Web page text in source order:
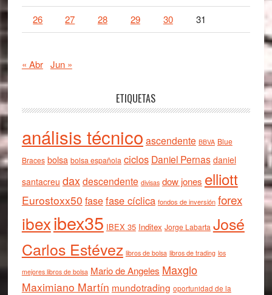
26 27 28 29 30 31
« Abr Jun »
ETIQUETAS
análisis técnico ascendente BBVA Blue
Braces bolsa bolsa española ciclos Daniel Pernas daniel
santacreu daxdescendente divisas dow jones elliott
Eurostoxx50 fasefase cíclica fondos de inversión forex
ibexibex35 IBEX 35 Inditex Jorge Labarta José
Carlos Estévez libros de bolsa libros de trading los
mejores libros de bolsa Mario de Angeles Maxglo
Maximiano Martín mundotrading oportunidad de la